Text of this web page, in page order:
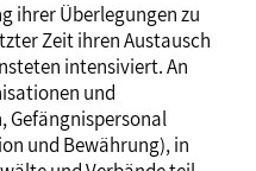
ihrer Überlegungen zu
Zeit ihren Austausch
intensiviert. An
und
Gefängnispersonal
und Bewährung), in